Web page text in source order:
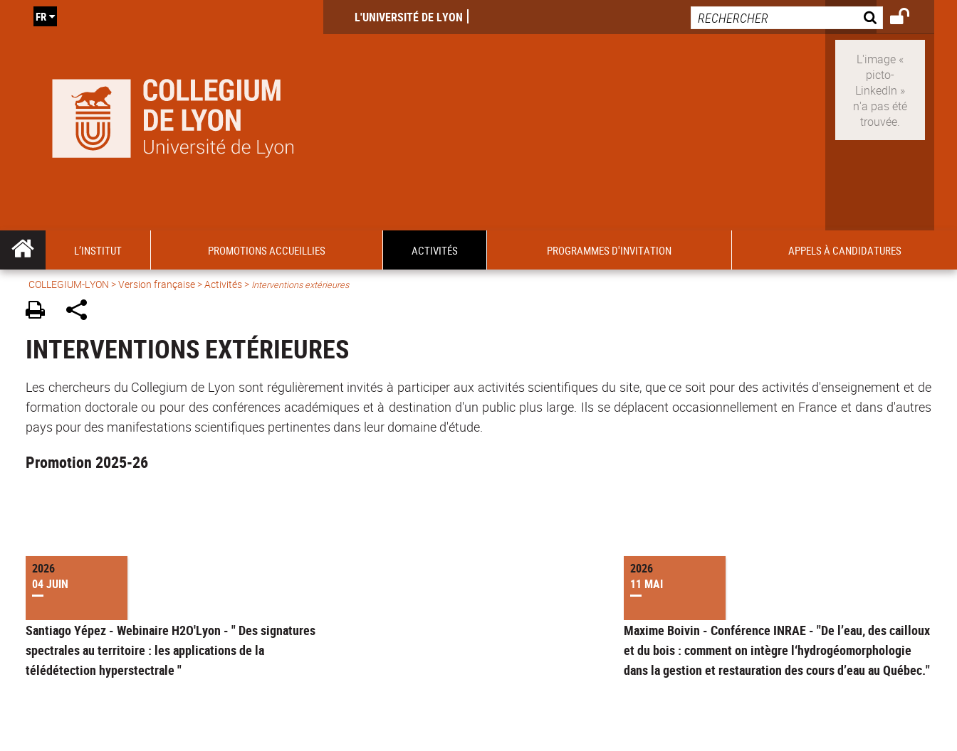
L'UNIVERSITÉ DE LYON
FR
L’INSTITUT PROMOTIONS ACCUEILLIES ACTIVITÉS PROGRAMMES D'INVITATION APPELS À CANDIDATURES
COLLEGIUM-LYON >Version française>Activités> Interventions extérieures
INTERVENTIONS EXTÉRIEURES
Les chercheurs du Collegium de Lyon sont régulièrement invités à participer aux activités scientifiques du site, que ce soit pour des activités d'enseignement et de
formation doctorale ou pour des conférences académiques et à destination d'un public plus large. Ils se déplacent occasionnellement en France et dans d'autres
pays pour des manifestations scientifiques pertinentes dans leur domaine d'étude.
Promotion 2025-26
2026
04 JUIN
Santiago Yépez - Webinaire H2O'Lyon - " Des signatures
spectrales au territoire : les applications de la
télédétection hyperstectrale "
2026
11 MAI
Maxime Boivin - Conférence INRAE - "De l’eau, des cailloux
et du bois : comment on intègre l‘hydrogéomorphologie
dans la gestion et restauration des cours d’eau au Québec."